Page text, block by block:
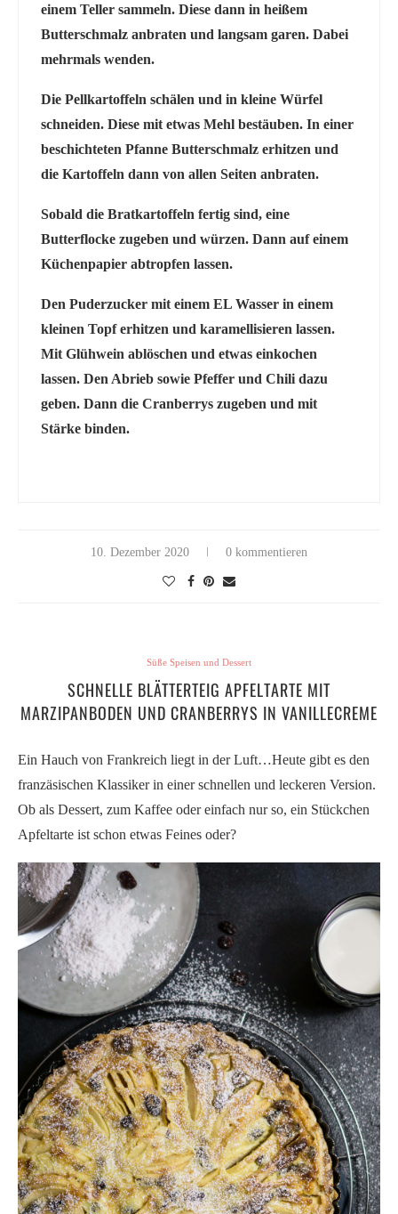
einem Teller sammeln. Diese dann in heißem
Butterschmalz anbraten und langsam garen. Dabei
mehrmals wenden.
Die Pellkartoffeln schälen und in kleine Würfel
schneiden. Diese mit etwas Mehl bestäuben. In einer
beschichteten Pfanne Butterschmalz erhitzen und
die Kartoffeln dann von allen Seiten anbraten.
Sobald die Bratkartoffeln fertig sind, eine
Butterflocke zugeben und würzen. Dann auf einem
Küchenpapier abtropfen lassen.
Den Puderzucker mit einem EL Wasser in einem
kleinen Topf erhitzen und karamellisieren lassen.
Mit Glühwein ablöschen und etwas einkochen
lassen. Den Abrieb sowie Pfeffer und Chili dazu
geben. Dann die Cranberrys zugeben und mit
Stärke binden.
10. Dezember 2020 0 kommentieren
Süße Speisen und Dessert
SCHNELLE BLÄTTERTEIG APFELTARTE MIT
MARZIPANBODEN UND CRANBERRYS IN VANILLECREME
Ein Hauch von Frankreich liegt in der Luft…Heute gibt es den
franzäsischen Klassiker in einer schnellen und leckeren Version.
Ob als Dessert, zum Kaffee oder einfach nur so, ein Stückchen
Apfeltarte ist schon etwas Feines oder?